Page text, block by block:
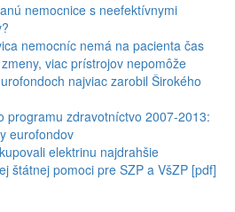
nemocnice s neefektívnymi
nemocníc nemá na pacienta čas
viac prístrojov nepomôže
najviac zarobil Širokého
programu zdravotníctvo 2007-2013:
eurofondov
elektrinu najdrahšie
štátnej pomoci pre SZP a VšZP [pdf]